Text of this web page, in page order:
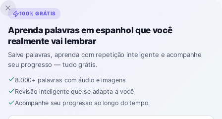
Inklingo
Início›Espanhol›Portuguese → espanhol›desajeitado
Como se diz
"desajeitado" em
espanhol
100% GRÁTIS
Aprenda palavras em espanhol que você
realmente vai lembrar
Salve palavras, aprenda com repetição inteligente e acompanhe
seu progresso — tudo grátis.
8.000+ palavras com áudio e imagens
Revisão inteligente que se adapta a você
Acompanhe seu progresso ao longo do tempo